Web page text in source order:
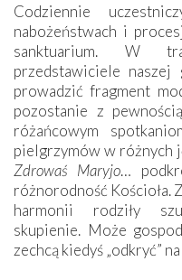
Codziennie
nabożeństwach i
sanktuarium. W
przedstawiciele naszej
prowadzić fragment
pozostanie z
różańcowym
pielgrzymów w różnych
Zdrowaś Maryjo…
różnorodność Kościoła.
harmonii rodziły
skupienie. Może
zechcą kiedyś „odkryć”